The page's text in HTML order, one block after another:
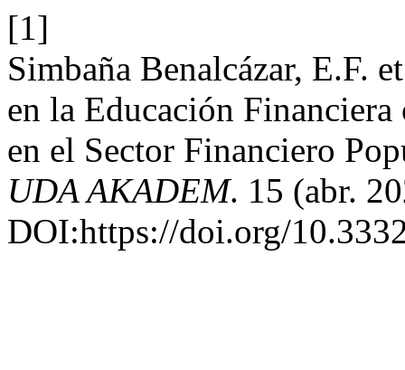
[1]
Simbaña Benalcázar, E.F.
en la Educación
en el Sector Financiero
UDA AKADEM. 15 (abr.
DOI:https://doi.org/